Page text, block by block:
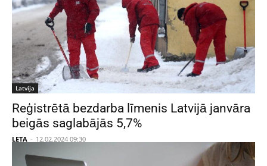
Latvija
Reģistrētā bezdarba līmenis Latvijā janvāra
beigās saglabājās 5,7%
LETA - 12.02.2024 09:30